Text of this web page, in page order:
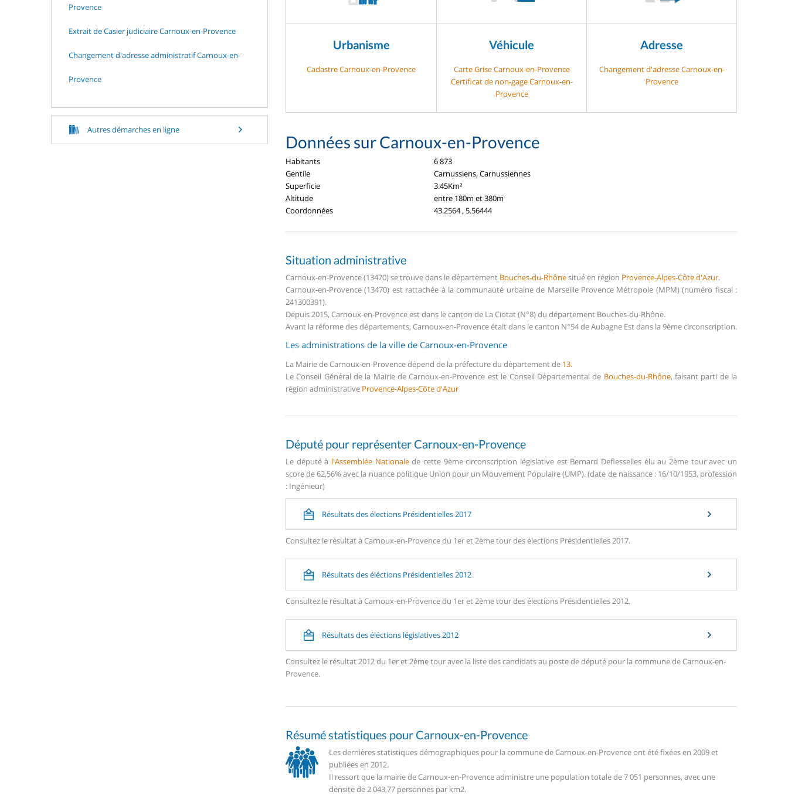
Provence
Extrait de Casier judiciaire Carnoux-en-Provence
Changement d'adresse administratif Carnoux-en-
Provence
Autres démarches en ligne
Urbanisme
Cadastre Carnoux-en-Provence
Véhicule
Carte Grise Carnoux-en-Provence
Certificat de non-gage Carnoux-en-
Provence
Adresse
Changement d'adresse Carnoux-en-
Provence
Données sur Carnoux-en-Provence
Habitants
6 873
Gentile
Carnussiens, Carnussiennes
Superficie
3.45Km²
Altitude
entre 180m et 380m
Coordonnées
43.2564 , 5.56444
Situation administrative
Carnoux-en-Provence (13470) se trouve dans le département Bouches-du-Rhônesitué en région Provence-Alpes-Côte d'Azur.
Carnoux-en-Provence (13470) est rattachée à la communauté urbaine de Marseille Provence Métropole (MPM) (numéro fiscal :
241300391).
Depuis 2015, Carnoux-en-Provence est dans le canton de La Ciotat (N°8) du département Bouches-du-Rhône.
Avant la réforme des départements, Carnoux-en-Provence était dans le canton N°54 de Aubagne Est dans la 9ème circonscription.
Les administrations de la ville de Carnoux-en-Provence
La Mairie de Carnoux-en-Provence dépend de la préfecture du département de 13.
Le Conseil Général de la Mairie de Carnoux-en-Provence est le Conseil Départemental de Bouches-du-Rhône, faisant parti de la
région administrative Provence-Alpes-Côte d'Azur
Député pour représenter Carnoux-en-Provence
Le député à l'Assemblée Nationalede cette 9ème circonscription législative est Bernard Deflesselles élu au 2ème tour avec un
score de 62,56% avec la nuance politique Union pour un Mouvement Populaire (UMP). (date de naissance : 16/10/1953, profession
: Ingénieur)
Résultats des élections Présidentielles 2017
Consultez le résultat à Carnoux-en-Provence du 1er et 2ème tour des élections Présidentielles 2017.
Résultats des éléctions Présidentielles 2012
Consultez le résultat à Carnoux-en-Provence du 1er et 2ème tour des élections Présidentielles 2012.
Résultats des éléctions législatives 2012
Consultez le résultat 2012 du 1er et 2ème tour avec la liste des candidats au poste de député pour la commune de Carnoux-en-
Provence.
Résumé statistiques pour Carnoux-en-Provence
Les dernières statistiques démographiques pour la commune de Carnoux-en-Provence ont été fixées en 2009 et
publiées en 2012.
Il ressort que la mairie de Carnoux-en-Provence administre une population totale de 7 051 personnes, avec une
densite de 2 043,77 personnes par km2.